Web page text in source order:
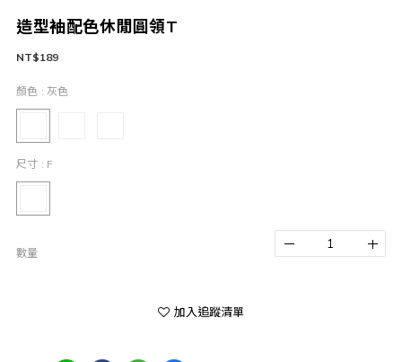
造型袖配色休閒圓領T
NT$189
顏色 : 灰色
尺寸 : F
數量
加入追蹤清單